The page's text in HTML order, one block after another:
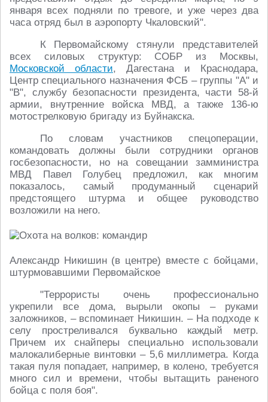
января всех подняли по тревоге, и уже через два
часа отряд был в аэропорту Чкаловский".
К Первомайскому стянули представителей
всех силовых структур: СОБР из Москвы,
Московской области, Дагестана и Краснодара,
Центр специального назначения ФСБ – группы "А" и
"В", службу безопасности президента, части 58-й
армии, внутренние войска МВД, а также 136-ю
мотострелковую бригаду из Буйнакска.
По словам участников спецоперации,
командовать должны были сотрудники органов
госбезопасности, но на совещании замминистра
МВД Павел Голубец предложил, как многим
показалось, самый продуманный сценарий
предстоящего штурма и общее руководство
возложили на него.
Александр Никишин (в центре) вместе с бойцами,
штурмовавшими Первомайское
"Террористы очень профессионально
укрепили все дома, вырыли окопы – руками
заложников, – вспоминает Никишин. – На подходе к
селу простреливался буквально каждый метр.
Причем их снайперы специально использовали
малокалиберные винтовки – 5,6 миллиметра. Когда
такая пуля попадает, например, в колено, требуется
много сил и времени, чтобы вытащить раненого
бойца с поля боя".